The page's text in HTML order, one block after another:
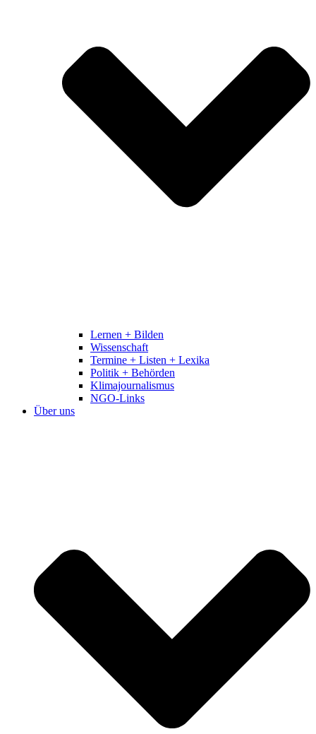
Lernen + Bilden
Wissenschaft
Termine + Listen + Lexika
Politik + Behörden
Klimajournalismus
NGO-Links
Über uns